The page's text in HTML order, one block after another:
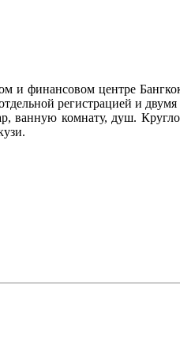
и финансовом центре
регистрацией и
ванную комнату, душ.